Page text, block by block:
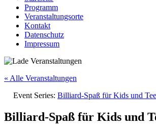
Programm
Veranstaltungsorte
Kontakt
Datenschutz
Impressum
« Alle Veranstaltungen
Event Series: Billiard-Spaß für Kids und
Billiard-Spaß für Kids und